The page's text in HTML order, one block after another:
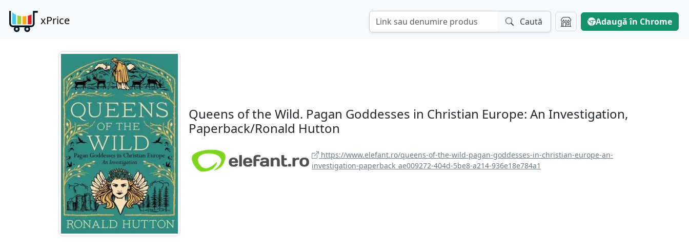
xPrice Caută Adaugă în Chrome
Queens of the Wild. Pagan Goddesses in Christian Europe: An Investigation,
Paperback/Ronald Hutton
https://www.elefant.ro/queens-of-the-wild-pagan-goddesses-in-christian-europe-an-
investigation-paperback_ae009272-404d-5be8-a214-936e18e784a1